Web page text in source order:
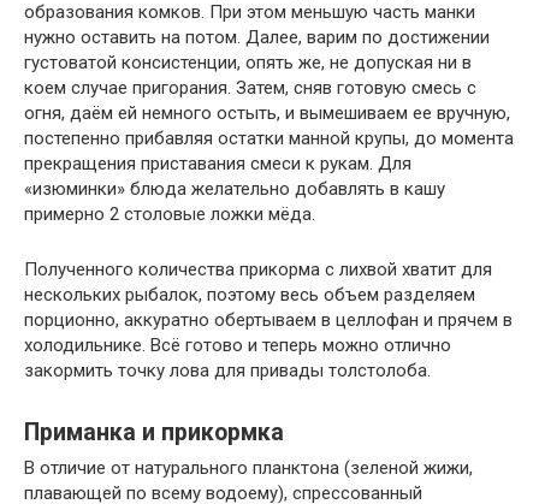
образования комков. При этом меньшую часть манки
нужно оставить на потом. Далее, варим по достижении
густоватой консистенции, опять же, не допуская ни в
коем случае пригорания. Затем, сняв готовую смесь с
огня, даём ей немного остыть, и вымешиваем ее вручную,
постепенно прибавляя остатки манной крупы, до момента
прекращения приставания смеси к рукам. Для
«изюминки» блюда желательно добавлять в кашу
примерно 2 столовые ложки мёда.
Полученного количества прикорма с лихвой хватит для
нескольких рыбалок, поэтому весь объем разделяем
порционно, аккуратно обертываем в целлофан и прячем в
холодильнике. Всё готово и теперь можно отлично
закормить точку лова для привады толстолоба.
Приманка и прикормка
В отличие от натурального планктона (зеленой жижи,
плавающей по всему водоему), спрессованный